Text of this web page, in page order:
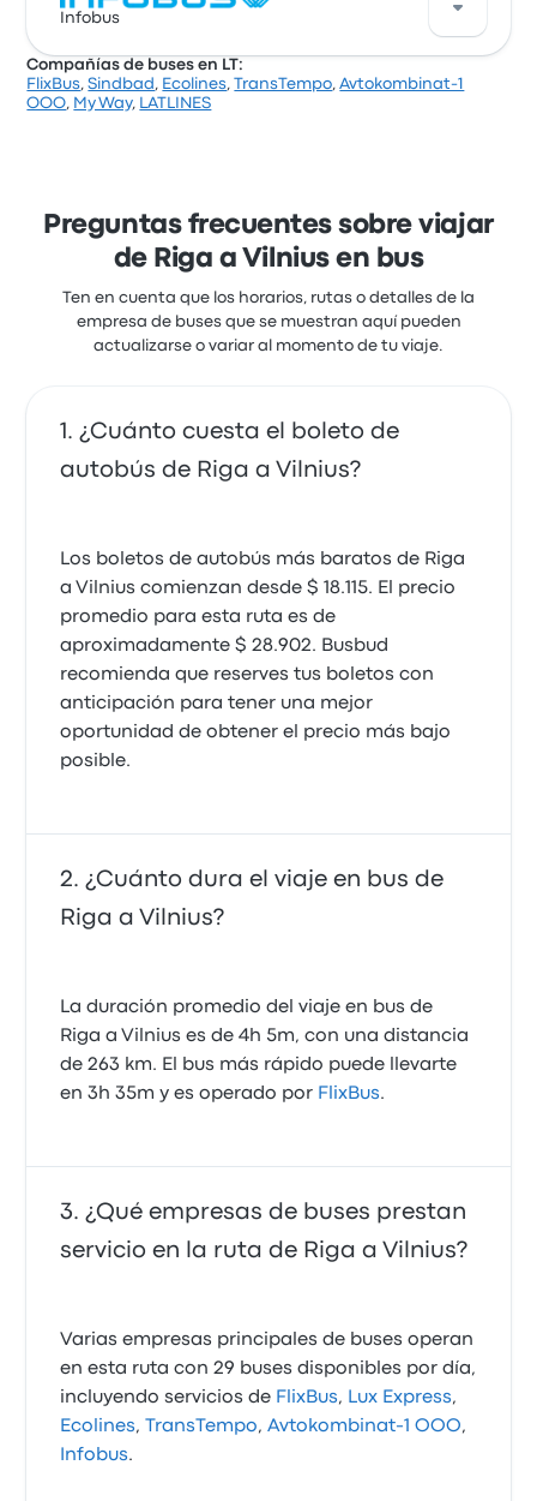
precio justo.
puedes encontrar pasajes que cuestan desde
horas. Avtokombinat-1 OOO ofrece una solución
rentable para llegar a donde necesitas estar.
Infobus
Una buena manera de viajar en esta ruta es con los
por un precio justo.
Compañías de buses en LT:
FlixBus,Sindbad , Ecolines,TransTempo,Avtokombinat-1
OOO, My Way, LATLINES
Preguntas frecuentes sobre viajar
de Riga a Vilnius en bus
Ten en cuenta que los horarios, rutas o detalles de la
empresa de buses que se muestran aquí pueden
actualizarse o variar al momento de tu viaje.
¿Cuánto cuesta el boleto de
autobús de Riga a Vilnius?
Los boletos de autobús más baratos de Riga
a Vilnius comienzan desde $ 18.115. El precio
promedio para esta ruta es de
aproximadamente $ 28.902. Busbud
recomienda que reserves tus boletos con
anticipación para tener una mejor
oportunidad de obtener el precio más bajo
posible.
¿Cuánto dura el viaje en bus de
Riga a Vilnius?
La duración promedio del viaje en bus de
Riga a Vilnius es de 4h 5m, con una distancia
de 263 km. El bus más rápido puede llevarte
en 3h 35m y es operado por FlixBus.
¿Qué empresas de buses prestan
servicio en la ruta de Riga a Vilnius?
Varias empresas principales de buses operan
en esta ruta con 29 buses disponibles por día,
incluyendo servicios de FlixBus, Lux Express,
Ecolines, TransTempo,Avtokombinat-1 OOO,
Infobus.